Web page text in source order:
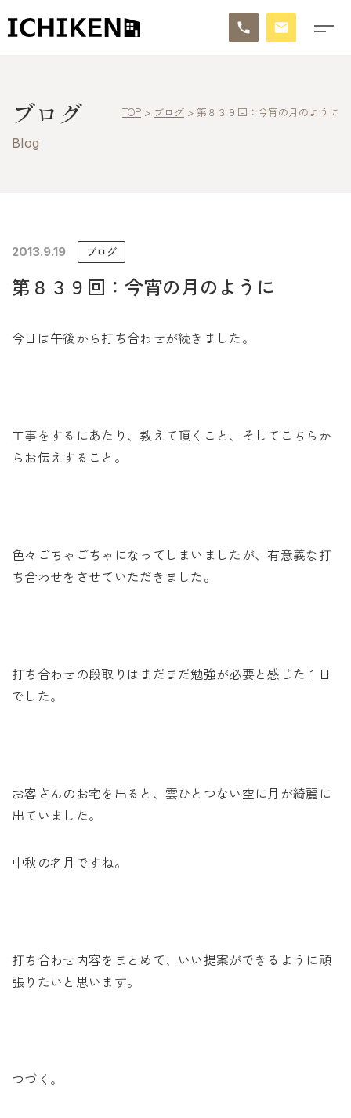
ブログ
イチケンの家づくり
モデルハウス
Tel. 0257-27-2157
ブログ
Blog
TOP > ブログ > 第８３９回：今宵の月のように
2013.9.19 ブログ
第８３９回：今宵の月のように
今日は午後から打ち合わせが続きました。
工事をするにあたり、教えて頂くこと、そしてこちらか
らお伝えすること。
色々ごちゃごちゃになってしまいましたが、有意義な打
ち合わせをさせていただきました。
打ち合わせの段取りはまだまだ勉強が必要と感じた１日
でした。
お客さんのお宅を出ると、雲ひとつない空に月が綺麗に
出ていました。
中秋の名月ですね。
打ち合わせ内容をまとめて、いい提案ができるように頑
張りたいと思います。
つづく。